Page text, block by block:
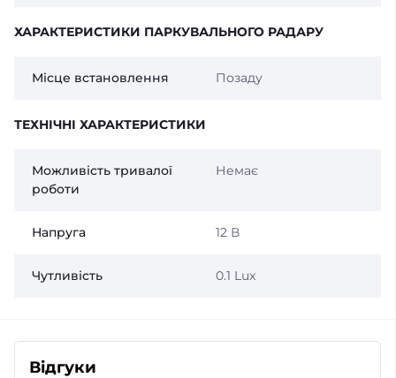
ХАРАКТЕРИСТИКИ ПАРКУВАЛЬНОГО РАДАРУ
Місце встановлення Позаду
ТЕХНІЧНІ ХАРАКТЕРИСТИКИ
Можливість тривалої
роботи
Немає
Напруга 12 В
Чутливість 0.1 Lux
Відгуки